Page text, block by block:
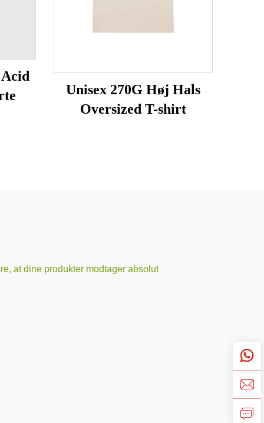
Unisex 270G Høj Hals
Oversized T-shirt
at dine produkter modtager absolut